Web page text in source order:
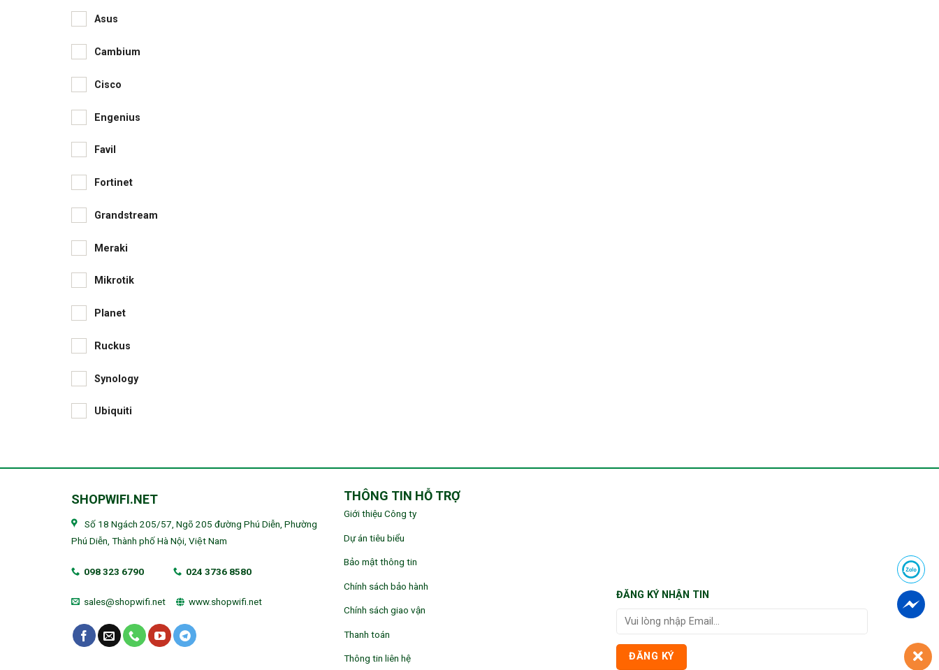
Asus
Cambium
Cisco
Engenius
Favil
Fortinet
Grandstream
Meraki
Mikrotik
Planet
Ruckus
Synology
Ubiquiti
SHOPWIFI.NET
Số 18 Ngách 205/57, Ngõ 205 đường Phú Diễn, Phường
Phú Diễn, Thành phố Hà Nội, Việt Nam
098 323 6790 024 3736 8580
sales@shopwifi.net www.shopwifi.net
THÔNG TIN HỖ TRỢ
Giới thiệu Công ty
Dự án tiêu biểu
Bảo mật thông tin
Chính sách bảo hành
Chính sách giao vận
Thanh toán
Thông tin liên hệ
ĐĂNG KÝ NHẬN TIN